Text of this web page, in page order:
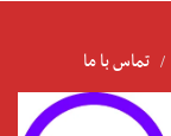
تماس با ما